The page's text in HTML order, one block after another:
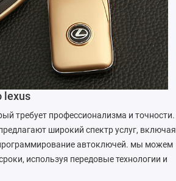
lexus
требует профессионализма и точности.
широкий спектр услуг, включая
автоключей. мы можем
используя передовые технологии и